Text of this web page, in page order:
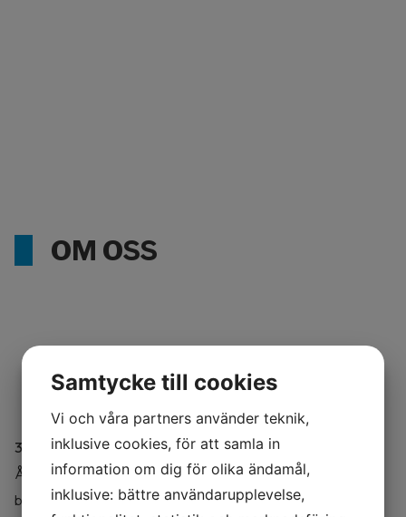
OM OSS
35 år av kvalitet, kompetens och utveckling
År 2024 firade Fjälkinge Isolering & Plåtservice AB 35 år i
branschen – en milstolpe som vi är både stolta och
Samtycke till cookies
Vi och våra partners använder teknik,
inklusive cookies, för att samla in
information om dig för olika ändamål,
inklusive: bättre användarupplevelse,